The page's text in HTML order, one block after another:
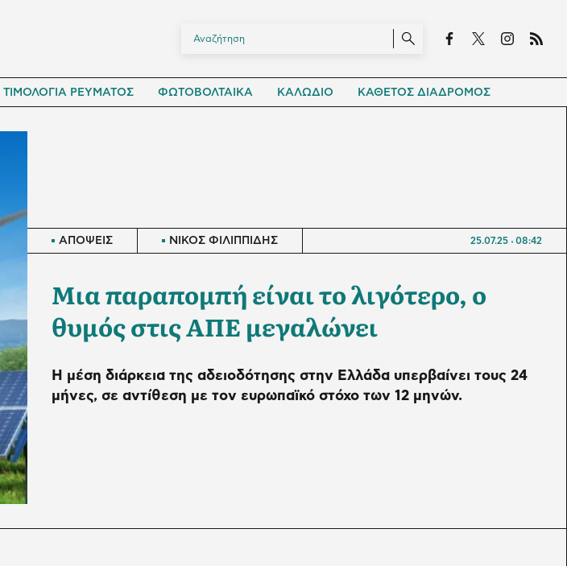
ΤΙΜΟΛΟΓΙΑ ΡΕΥΜΑΤΟΣ ΦΩΤΟΒΟΛΤΑΙΚΑ ΚΑΛΩΔΙΟ ΚΑΘΕΤΟΣ ΔΙΑΔΡΟΜΟΣ
ΑΠΟΨΕΙΣ ΝΙΚΟΣ ΦΙΛΙΠΠΙΔΗΣ 25.07.25 08:42
Μια παραπομπή είναι το λιγότερο, ο
θυμός στις ΑΠΕ μεγαλώνει
Η μέση διάρκεια της αδειοδότησης στην Ελλάδα υπερβαίνει τους 24
μήνες, σε αντίθεση με τον ευρωπαϊκό στόχο των 12 μηνών.